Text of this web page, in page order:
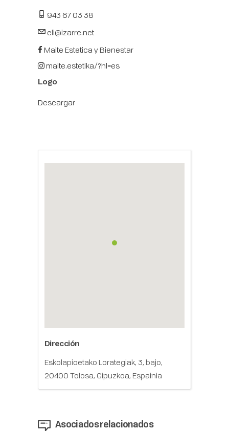
943 67 03 38
eli@izarre.net
Maite Estetica y Bienestar
maite.estetika/?hl=es
Logo
Descargar
Dirección
Eskolapioetako Lorategiak, 3, bajo,
20400 Tolosa, Gipuzkoa, Espainia
Asociados relacionados